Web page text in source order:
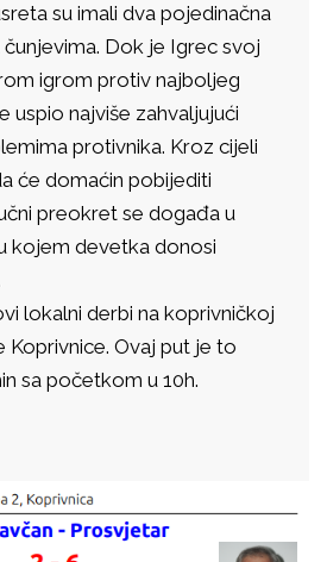
su imali dva pojedinačna
Dok je Igrec svoj
igrom protiv najboljeg
uspio najviše zahvaljujući
protivnika. Kroz cijeli
će domaćin pobijediti
preokret se događa u
kojem devetka donosi
lokalni derbi na koprivničkoj
Koprivnice. Ovaj put je to
sa početkom u 10h.